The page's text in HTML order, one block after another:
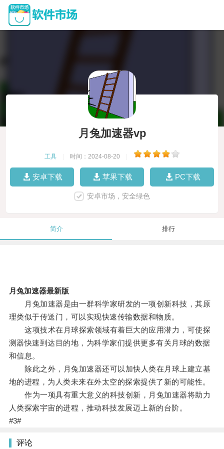
月兔加速器vp
工具 时间：2024-08-20
安卓下载 苹果下载 PC下载
安卓市场，安全绿色
简介 排行
月兔加速器最新版
月兔加速器是由一群科学家研发的一项创新科技，其原
理类似于传送门，可以实现快速传输数据和物质。
这项技术在月球探索领域有着巨大的应用潜力，可使探
测器快速到达目的地，为科学家们提供更多有关月球的数据
和信息。
除此之外，月兔加速器还可以加快人类在月球上建立基
地的进程，为人类未来在外太空的探索提供了新的可能性。
作为一项具有重大意义的科技创新，月兔加速器将助力
人类探索宇宙的进程，推动科技发展迈上新的台阶。
#3#
评论